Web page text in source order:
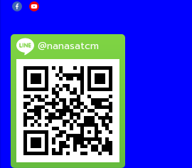
@nanasatcm